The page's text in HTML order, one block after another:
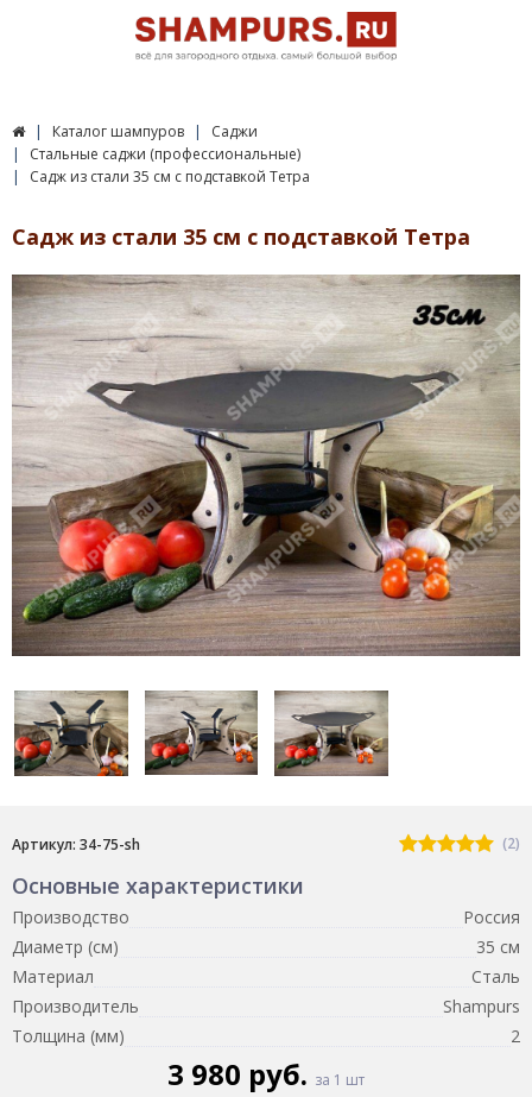
Каталог шампуров
Саджи
Стальные саджи (профессиональные)
Садж из стали 35 см с подставкой Тетра
Садж из стали 35 см с подставкой Тетра
Артикул: 34-75-sh (2)
Основные характеристики
Производство
Россия
Диаметр (см)
35 см
Материал
Сталь
Производитель
Shampurs
Толщина (мм)
2
3 980 руб. за 1 шт